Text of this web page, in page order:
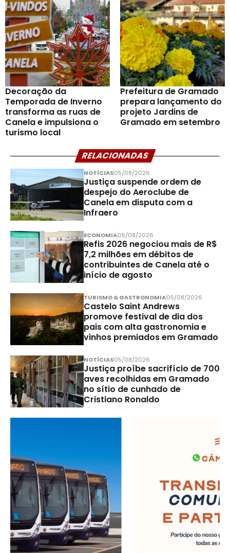
Decoração da
Temporada de Inverno
transforma as ruas de
Canela e impulsiona o
turismo local
Prefeitura de Gramado
prepara lançamento do
projeto Jardins de
Gramado em setembro
RELACIONADAS
NOTÍCIAS05/08/2026
Justiça suspende ordem de
despejo do Aeroclube de
Canela em disputa com a
Infraero
ECONOMIA05/08/2026
Refis 2026 negociou mais de R$
7,2 milhões em débitos de
contribuintes de Canela até o
início de agosto
TURISMO & GASTRONOMIA05/08/2026
Castelo Saint Andrews
promove festival de dia dos
pais com alta gastronomia e
vinhos premiados em Gramado
NOTÍCIAS05/08/2026
Justiça proíbe sacrifício de 700
aves recolhidas em Gramado
no sítio de cunhado de
Cristiano Ronaldo